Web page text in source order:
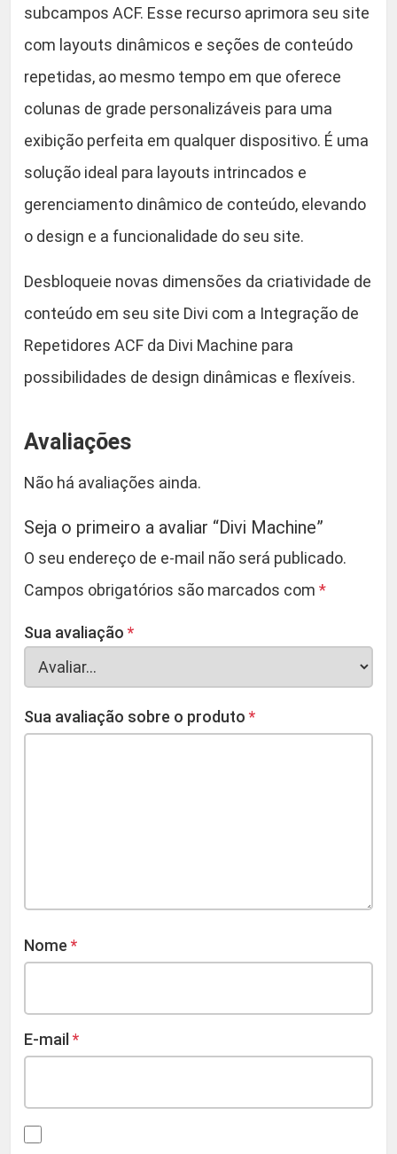
subcampos ACF. Esse recurso aprimora seu site
com layouts dinâmicos e seções de conteúdo
repetidas, ao mesmo tempo em que oferece
colunas de grade personalizáveis para uma
exibição perfeita em qualquer dispositivo. É uma
solução ideal para layouts intrincados e
gerenciamento dinâmico de conteúdo, elevando
o design e a funcionalidade do seu site.
Desbloqueie novas dimensões da criatividade de
conteúdo em seu site Divi com a Integração de
Repetidores ACF da Divi Machine para
possibilidades de design dinâmicas e flexíveis.
Avaliações
Não há avaliações ainda.
Seja o primeiro a avaliar “Divi Machine”
O seu endereço de e-mail não será publicado.
Campos obrigatórios são marcados com *
Sua avaliação *
Sua avaliação sobre o produto *
Nome *
E-mail *